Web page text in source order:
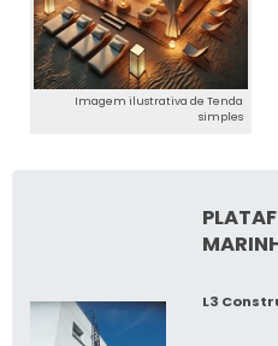
Imagem ilustrativa de Tenda
simples
L3